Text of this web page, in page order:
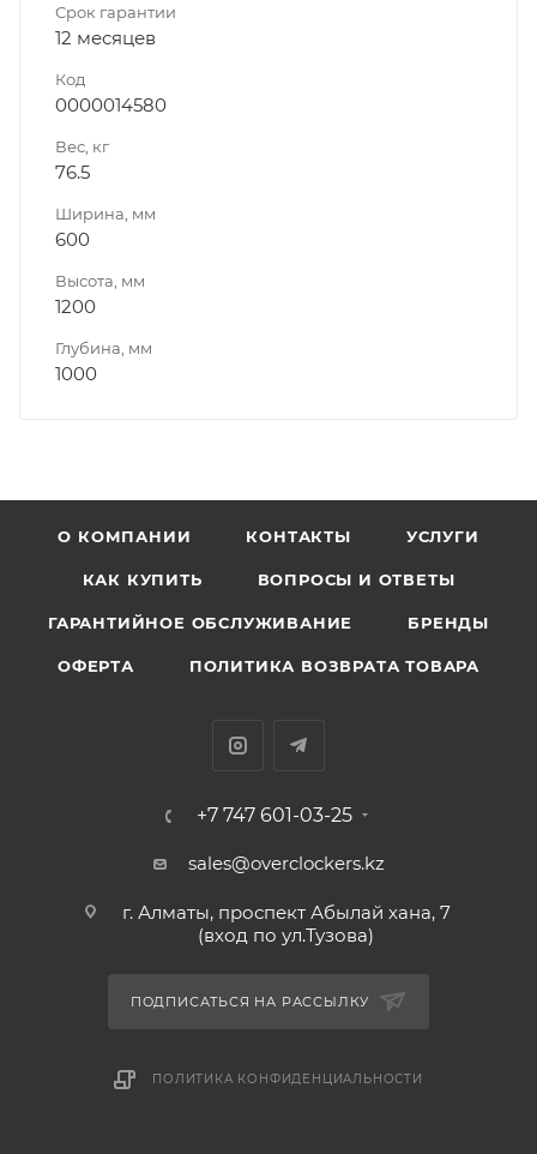
Срок гарантии
12 месяцев
Код
0000014580
Вес, кг
76.5
Ширина, мм
600
Высота, мм
1200
Глубина, мм
1000
О КОМПАНИИ КОНТАКТЫ УСЛУГИ
КАК КУПИТЬ ВОПРОСЫ И ОТВЕТЫ
ГАРАНТИЙНОЕ ОБСЛУЖИВАНИЕ БРЕНДЫ
ОФЕРТА ПОЛИТИКА ВОЗВРАТА ТОВАРА
+7 747 601-03-25
sales@overclockers.kz
г. Алматы, проспект Абылай хана, 7
(вход по ул.Тузова)
ПОДПИСАТЬСЯ НА РАССЫЛКУ
ПОЛИТИКА КОНФИДЕНЦИАЛЬНОСТИ